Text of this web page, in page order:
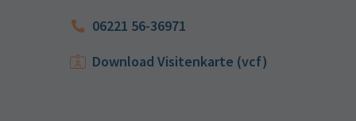
06221 56-36971
Download Visitenkarte (vcf)